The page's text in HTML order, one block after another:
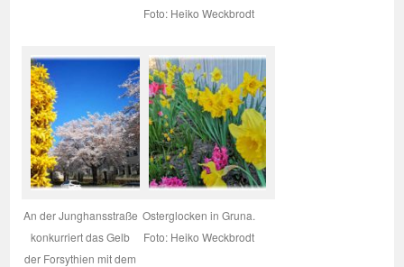
Foto: Heiko Weckbrodt
An der Junghansstraße
konkurriert das Gelb
der Forsythien mit dem
Osterglocken in Gruna.
Foto: Heiko Weckbrodt